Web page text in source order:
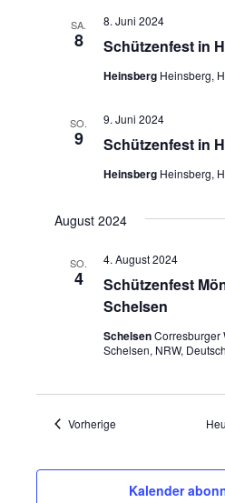
SA.
8 Schützenfest in
8. Juni 2024
Heinsberg Heinsberg,
SO.
9 Schützenfest in
9. Juni 2024
Heinsberg Heinsberg,
August 2024
SO.
4
Schützenfest
Schelsen
4. August 2024
SchelsenCorresburger
Schelsen, NRW,
VorherigeVeranstaltungen
Kalender